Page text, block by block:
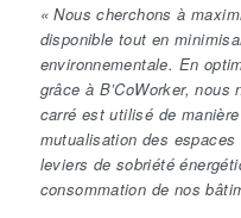
«Nous cherchons à
disponible tout en
environnementale. En
grâce à B’CoWorker,
carré est utilisé de
mutualisation des
leviers de sobriété
consommation de nos